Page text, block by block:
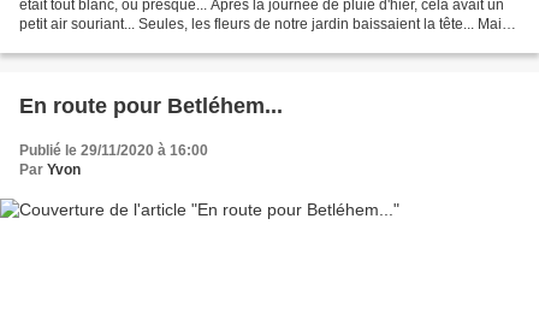
était tout blanc, ou presque... Après la journée de pluie d'hier, cela avait un
petit air souriant... Seules, les fleurs de notre jardin baissaient la tête... Mais,
En route pour Betléhem...
Publié le 29/11/2020 à 16:00
Par Yvon